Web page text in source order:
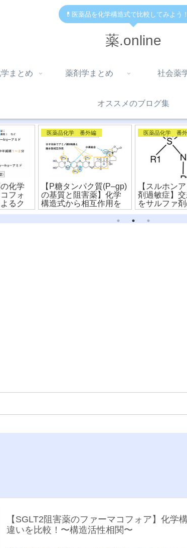
💊医薬品を化学構造式で比較してみよう
薬.online
まとめ 薬剤学まとめ 社会薬
オススメのブログ集
化学
フォ
るク
医薬品化学 番外編
【P糖タンパク質(P–gp)
の基質と阻害薬】化学
構造式から相互作用を
比較！
医薬品化学 番
【スルホン
剤過敏症】
をサルファ
造式から比
【SGLT2阻害薬のファーマコフォア】化学
違いを比較！〜構造活性相関〜